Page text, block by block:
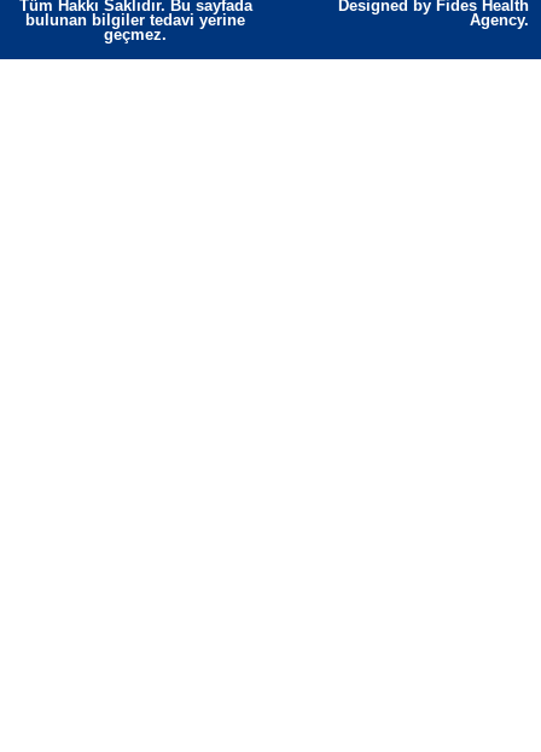
Tüm Hakkı Saklıdır. Bu sayfada
bulunan bilgiler tedavi yerine
geçmez.
Designed by Fides Health
Agency.